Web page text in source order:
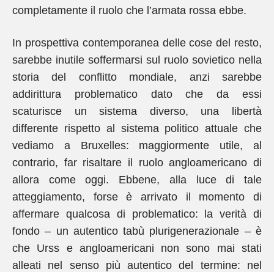
completamente il ruolo che l’armata rossa ebbe.
In prospettiva contemporanea delle cose del resto,
sarebbe inutile soffermarsi sul ruolo sovietico nella
storia del conflitto mondiale, anzi sarebbe
addirittura problematico dato che da essi
scaturisce un sistema diverso, una libertà
differente rispetto al sistema politico attuale che
vediamo a Bruxelles: maggiormente utile, al
contrario, far risaltare il ruolo angloamericano di
allora come oggi. Ebbene, alla luce di tale
atteggiamento, forse è arrivato il momento di
affermare qualcosa di problematico: la verità di
fondo – un autentico tabù plurigenerazionale – è
che Urss e angloamericani non sono mai stati
alleati nel senso più autentico del termine: nel